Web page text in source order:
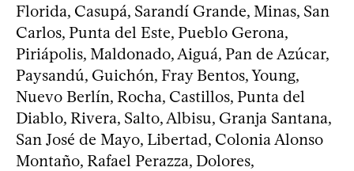
Florida, Casupá, Sarandí Grande, Minas, San
Carlos, Punta del Este, Pueblo Gerona,
Piriápolis, Maldonado, Aiguá, Pan de Azúcar,
Paysandú, Guichón, Fray Bentos, Young,
Nuevo Berlín, Rocha, Castillos, Punta del
Diablo, Rivera, Salto, Albisu, Granja Santana,
San José de Mayo, Libertad, Colonia Alonso
Montaño, Rafael Perazza, Dolores,